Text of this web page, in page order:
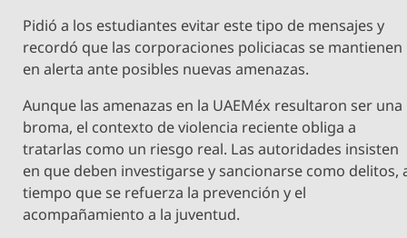
Pidió a los estudiantes evitar este tipo de mensajes y
recordó que las corporaciones policiacas se mantienen
en alerta ante posibles nuevas amenazas.
Aunque las amenazas en la UAEMéx resultaron ser una
broma, el contexto de violencia reciente obliga a
tratarlas como un riesgo real. Las autoridades insisten
en que deben investigarse y sancionarse como delitos,
tiempo que se refuerza la prevención y el
acompañamiento a la juventud.